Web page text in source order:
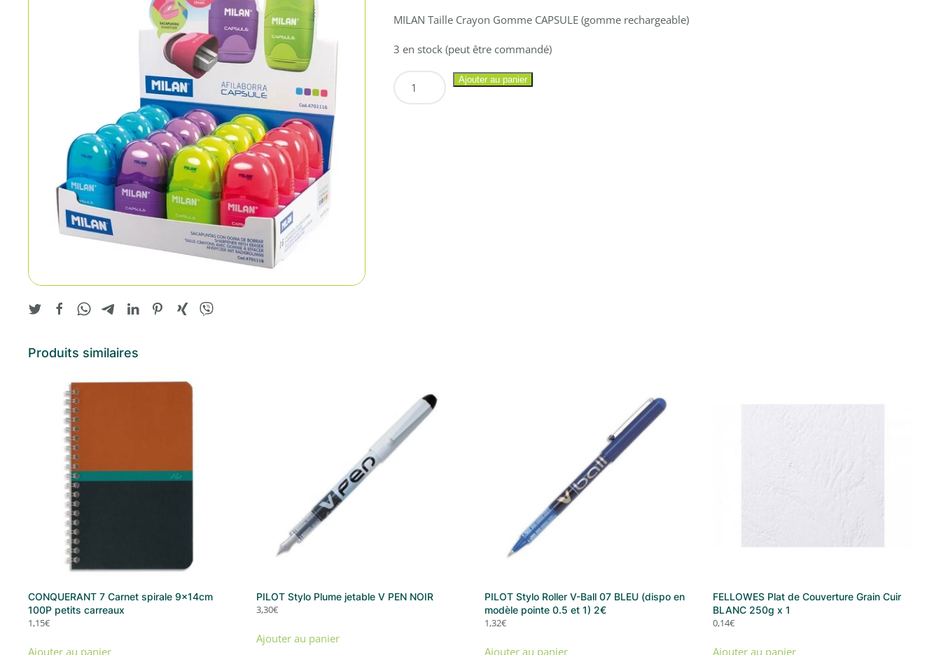
MILAN Taille Crayon Gomme CAPSULE (gomme rechargeable)
3 en stock (peut être commandé)
Ajouter au panier
Produits similaires
CONQUERANT 7 Carnet spirale 9x14cm
100P petits carreaux
1,15€
Ajouter au panier
PILOT Stylo Plume jetable V PEN NOIR
3,30€
Ajouter au panier
PILOT Stylo Roller V-Ball 07 BLEU (dispo en
modèle pointe 0.5 et 1) 2€
1,32€
Ajouter au panier
FELLOWES Plat de Couverture Grain Cuir
BLANC 250g x 1
0,14€
Ajouter au panier